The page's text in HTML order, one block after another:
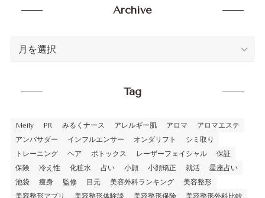
Archive
Archive
Tag
Meily PR みるくナース アレルギー肌 アロマ
アロマエステ
アンバサダー
インフルエンサー オンダリフト
シミ取り
トレーニング
ヘア ボトックス レーザーフェイシャル
保証
保険
冷え性 化粧水 占い 小顔 小顔矯正 就活
星座占い
池袋
痩身 監修 目元 美容外科ランキング
美容整形